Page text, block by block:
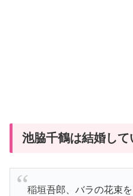
池脇千鶴は結婚して
稲垣吾郎、バラの花束